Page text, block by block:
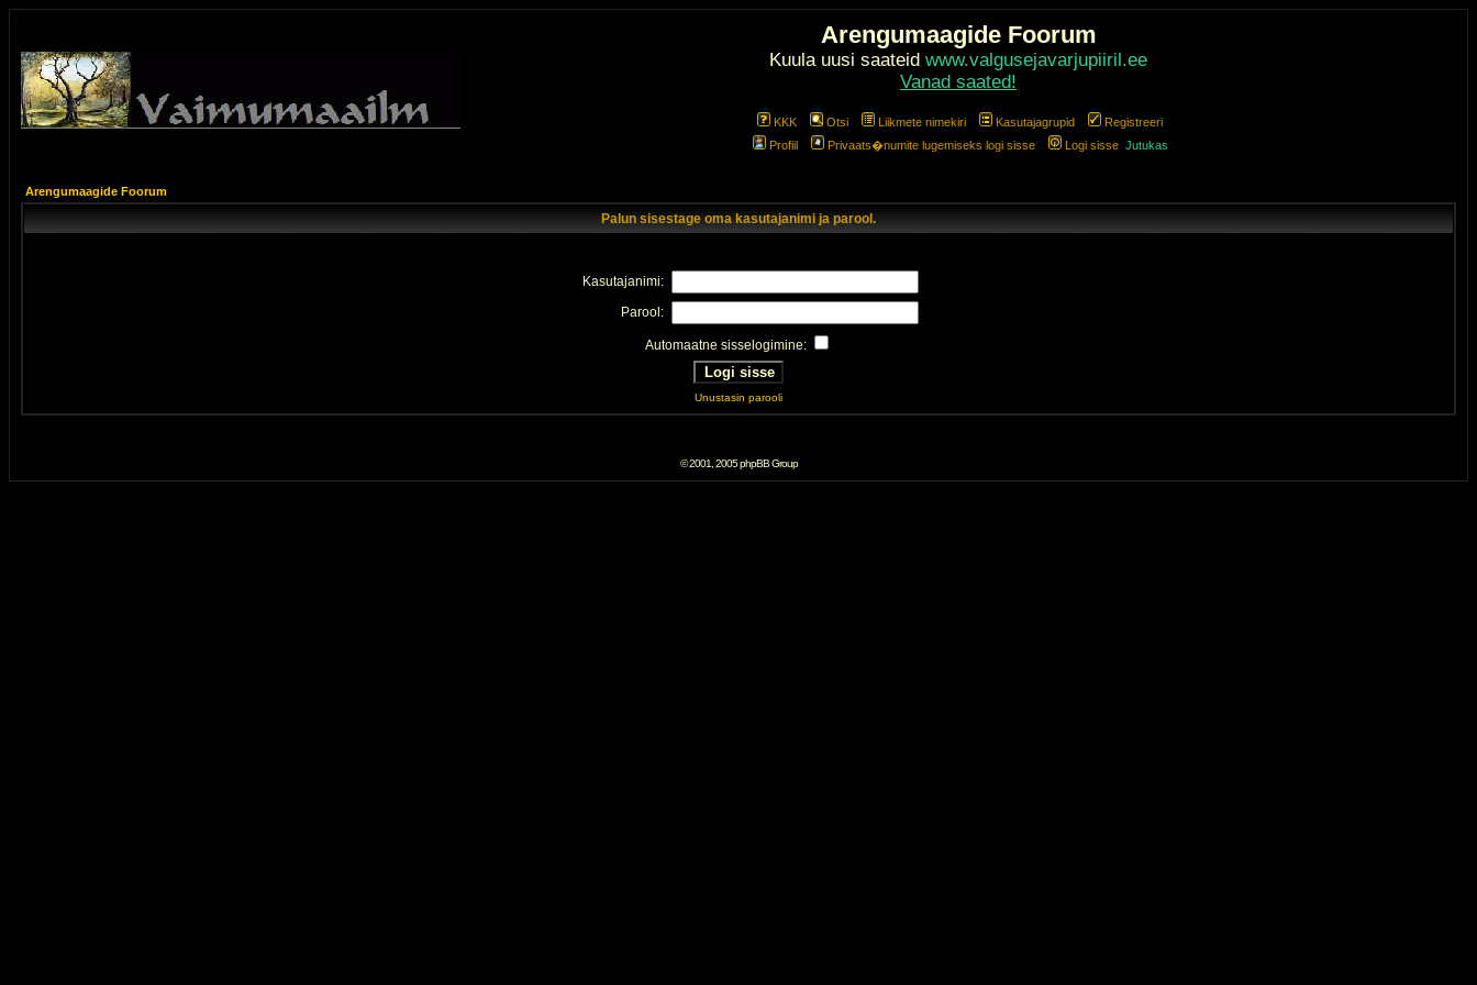
Arengumaagide Foorum
Kuula uusi saateid www.valgusejavarjupiiril.ee
Vanad saated!
KKK Otsi Liikmete nimekiri Kasutajagrupid
Registreeri
Profiil
Privaats�numite lugemiseks logi sisse Logi sisse Jutukas
Arengumaagide Foorum
Palun sisestage oma kasutajanimi ja parool.
Kasutajanimi:
Parool:
Automaatne sisselogimine:
Unustasin parooli
© 2001, 2005 phpBB Group